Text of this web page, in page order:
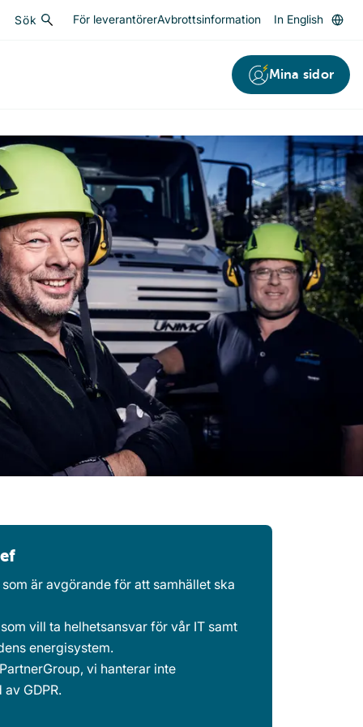
SökSök För leverantörerAvbrottsinformation In English
Mina sidor
är avgörande för att samhället ska
vill ta helhetsansvar för vår IT samt
energisystem.
, vi hanterar inte
GDPR.